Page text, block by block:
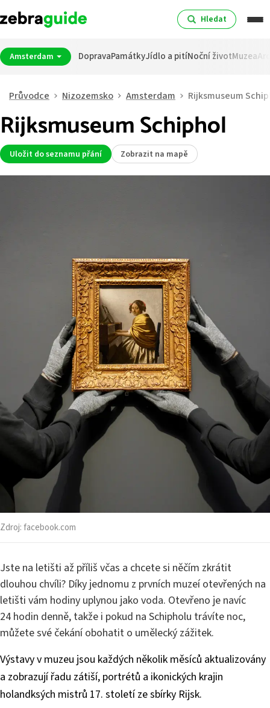
Hledat
Amsterdam DopravaPamátkyJídlo a pitíNoční životMuzea
Průvodce Nizozemsko Amsterdam Rijksmuseum
Rijksmuseum Schiphol
Uložit do seznamu přání Zobrazit na mapě
Zdroj:facebook.com
Jste na letišti až příliš včas a chcete si něčím zkrátit
dlouhou chvíli? Díky jednomu z prvních muzeí otevřených na
letišti vám hodiny uplynou jako voda. Otevřeno je navíc
24 hodin denně, takže i pokud na Schipholu trávíte noc,
můžete své čekání obohatit o umělecký zážitek.
Výstavy v muzeu jsou každých několik měsíců aktualizovány
a zobrazují řadu zátiší, portrétů a ikonických krajin
holandksých mistrů 17. století ze sbírky Rijsk.